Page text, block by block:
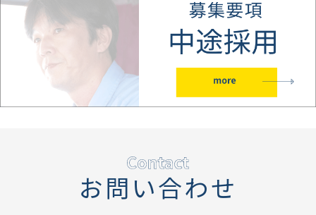
お問い合わせ